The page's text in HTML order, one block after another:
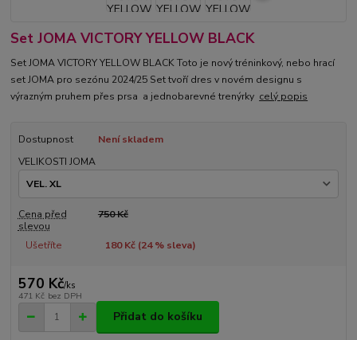
Set JOMA VICTORY YELLOW BLACK
Set JOMA VICTORY YELLOW BLACK Toto je nový tréninkový, nebo hrací
set JOMA pro sezónu 2024/25 Set tvoří dres v novém designu s
výrazným pruhem přes prsa a jednobarevné trenýrky celý popis
Dostupnost
Není skladem
VELIKOSTI JOMA
Cena před
slevou
750 Kč
Ušetříte 180 Kč (24% sleva)
570 Kč/ks
471 Kč bez DPH
Přidat do košíku